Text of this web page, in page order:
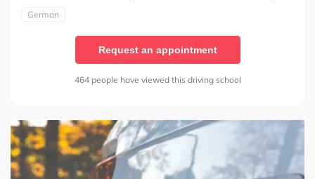
German
Request an appointment
464 people have viewed this driving school